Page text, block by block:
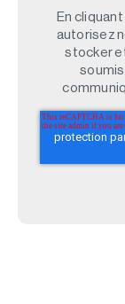
En
autorisez
stocker